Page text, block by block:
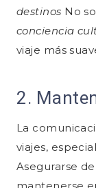
destinos No
conciencia
viaje más
2.
La
viajes,
Asegurarse